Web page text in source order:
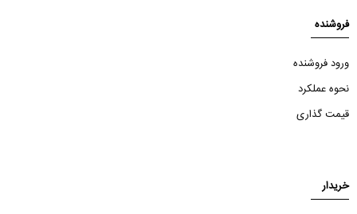
فروشنده
ورود فروشنده
نحوه عملکرد
قیمت گذاری
خریدار